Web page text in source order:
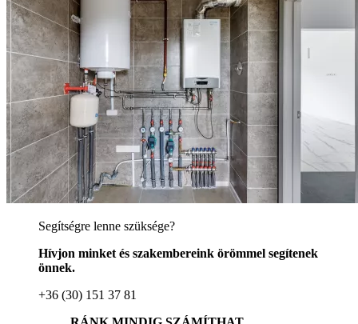
Segítségre lenne szüksége?
Hívjon minket és szakembereink örömmel segítenek
önnek.
+36 (30) 151 37 81